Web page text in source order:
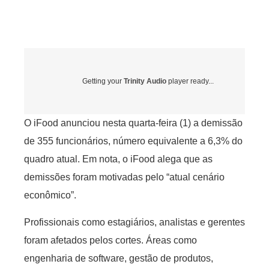
Getting your Trinity Audio player ready...
O iFood anunciou nesta quarta-feira (1) a demissão
de 355 funcionários, número equivalente a 6,3% do
quadro atual. Em nota, o iFood alega que as
demissões foram motivadas pelo “atual cenário
econômico”.
Profissionais como estagiários, analistas e gerentes
foram afetados pelos cortes. Áreas como
engenharia de software, gestão de produtos,